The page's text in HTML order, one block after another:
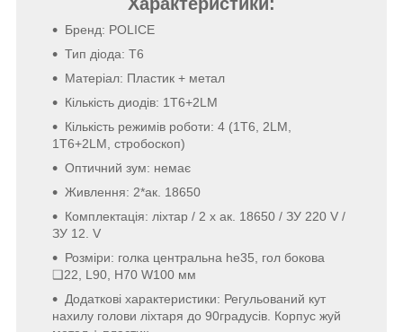
Бренд: POLICE
Тип діода: T6
Матеріал: Пластик + метал
Кількість диодів: 1T6+2LM
Кількість режимів роботи: 4 (1T6, 2LM,
1T6+2LM, стробоскоп)
Оптичний зум: немає
Живлення: 2*ак. 18650
Комплектація: ліхтар / 2 x ак. 18650 / ЗУ 220 V /
ЗУ 12. V
Розміри: голка центральна he35, гол бокова
❑22, L90, H70 W100 мм
Додаткові характеристики: Регульований кут
нахилу голови ліхтаря до 90градусів. Корпус жуй